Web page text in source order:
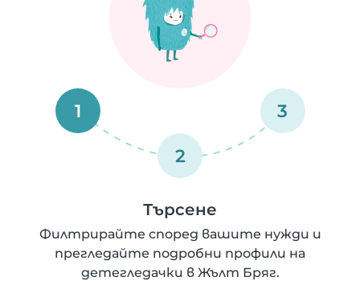
1
2
3
Търсене
Филтрирайте според вашите нужди и
прегледайте подробни профили на
детегледачки в Жълт Бряг.